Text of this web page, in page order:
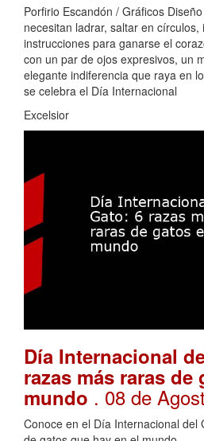
Porfirio Escandón / Gráficos
necesitan ladrar, saltar en
instrucciones para ganarse el
con un par de ojos expresivos, un
elegante indiferencia que raya en
se celebra el Día Internacional
Excelsior
Día Internacional
razas más raras de
mundo . 08 de
Conoce en el Día Internacional del